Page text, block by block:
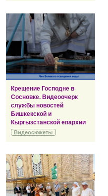
Крещение Господне в
Сосновке. Видеоочерк
службы новостей
Бишкекской и
Кыргызстанской епархии
Видеосюжеты